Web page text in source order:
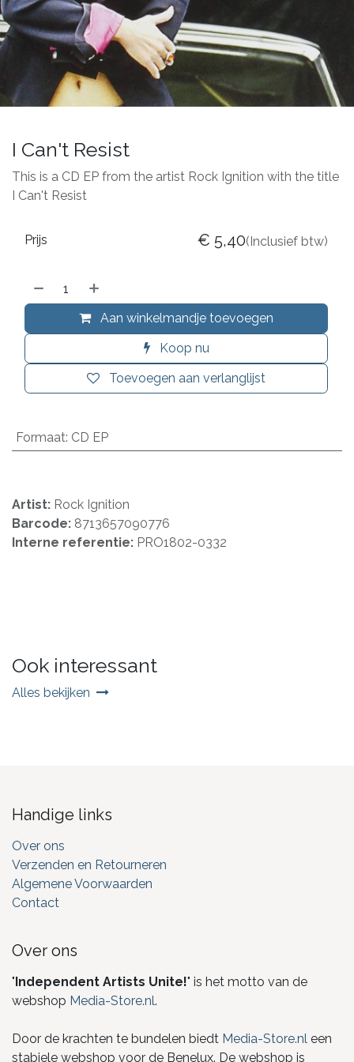
I Can't Resist
This is a CD EP from the artist Rock Ignition with the title
I Can't Resist
Aan winkelmandje toevoegen
Koop nu
Toevoegen aan verlanglijst
Prijs € 5,40(Inclusief btw)
Formaat: CD EP
Artist: Rock Ignition
Barcode: 8713657090776
Interne referentie: PRO1802-0332
Ook interessant
Alles bekijken
Handige links
Over ons
Verzenden en Retourneren
Algemene Voorwaarden
Contact
Over ons
"Independent Artists Unite!" is het motto van de
webshop Media-Store.nl.
Door de krachten te bundelen biedt Media-Store.nl een
stabiele webshop voor de Benelux. De webshop is